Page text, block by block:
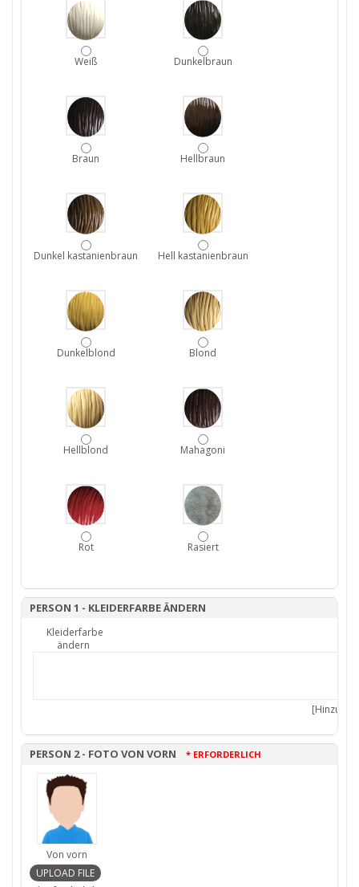
Weiß Dunkelbraun
Braun Hellbraun
Dunkel kastanienbraun Hell kastanienbraun
Dunkelblond Blond
Hellblond Mahagoni
Rot Rasiert
PERSON 1 - KLEIDERFARBE ÄNDERN
Kleiderfarbe
ändern
PERSON 2 - FOTO VON VORN * ERFORDERLICH
Von vorn